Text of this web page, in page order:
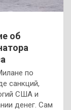
об
по
санкций,
США и
денег. Сам